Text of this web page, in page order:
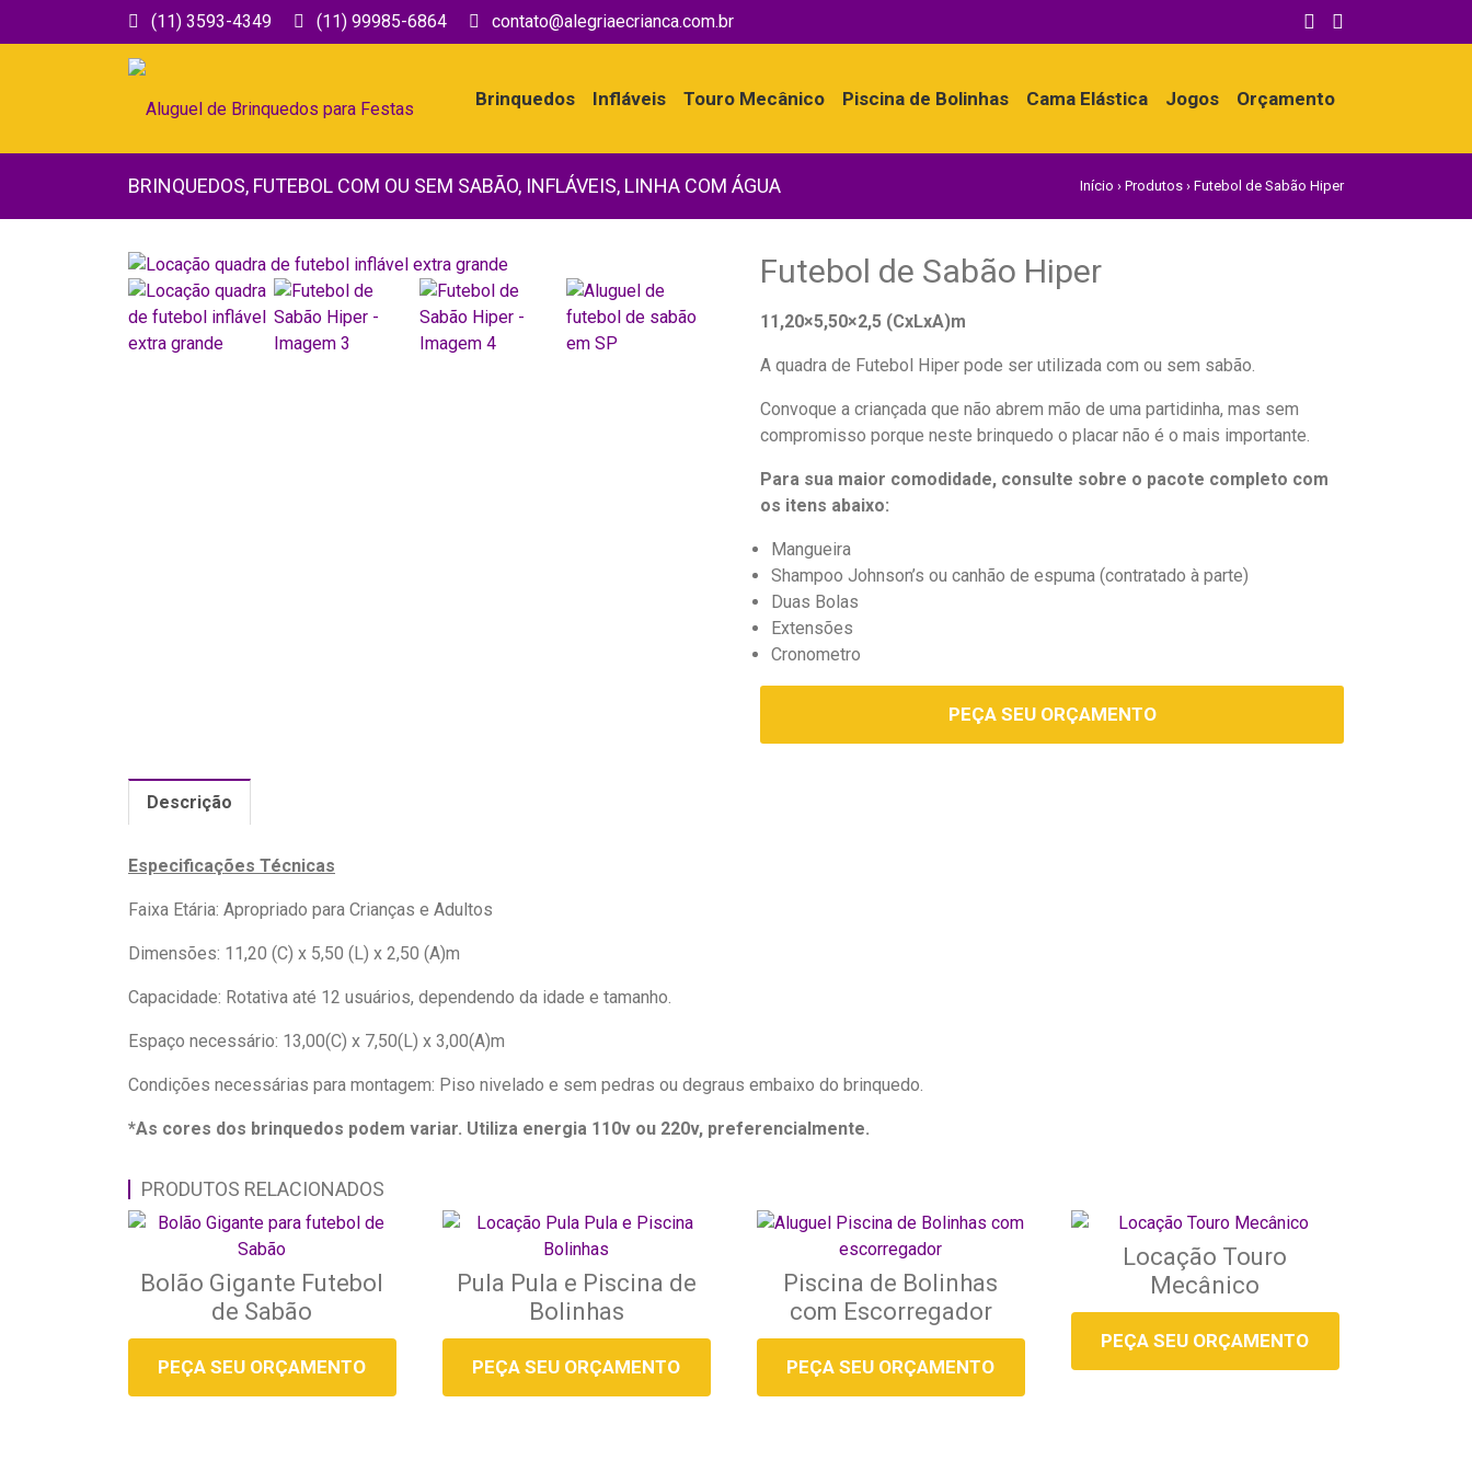
(11) 3593-4349 (11) 99985-6864 contato@alegriaecrianca.com.br
Brinquedos Infláveis Touro Mecânico Piscina de Bolinhas Cama Elástica Jogos Orçamento
BRINQUEDOS, FUTEBOL COM OU SEM SABÃO, INFLÁVEIS, LINHA COM ÁGUA Início › Produtos › Futebol de Sabão Hiper
Futebol de Sabão Hiper
11,20×5,50×2,5 (CxLxA)m
A quadra de Futebol Hiper pode ser utilizada com ou sem sabão.
Convoque a criançada que não abrem mão de uma partidinha, mas sem
compromisso porque neste brinquedo o placar não é o mais importante.
Para sua maior comodidade, consulte sobre o pacote completo com
os itens abaixo:
Mangueira
Shampoo Johnson’s ou canhão de espuma (contratado à parte)
Duas Bolas
Extensões
Cronometro
PEÇA SEU ORÇAMENTO
Descrição
Especificações Técnicas
Faixa Etária: Apropriado para Crianças e Adultos
Dimensões: 11,20 (C) x 5,50 (L) x 2,50 (A)m
Capacidade: Rotativa até 12 usuários, dependendo da idade e tamanho.
Espaço necessário: 13,00(C) x 7,50(L) x 3,00(A)m
Condições necessárias para montagem: Piso nivelado e sem pedras ou degraus embaixo do brinquedo.
*As cores dos brinquedos podem variar. Utiliza energia 110v ou 220v, preferencialmente.
PRODUTOS RELACIONADOS
Bolão Gigante Futebol
de Sabão
PEÇA SEU ORÇAMENTO
Pula Pula e Piscina de
Bolinhas
PEÇA SEU ORÇAMENTO
Piscina de Bolinhas
com Escorregador
PEÇA SEU ORÇAMENTO
Locação Touro
Mecânico
PEÇA SEU ORÇAMENTO